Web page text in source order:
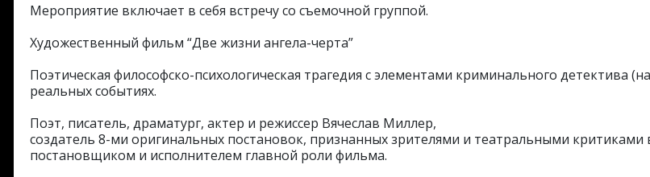
Мероприятие включает в себя встречу со съемочной группой.
Художественный фильм “Две жизни ангела-черта”
Поэтическая философско-психологическая трагедия c элементами криминального детектива
реальных событиях.
Поэт, писатель, драматург, актер и режиссер Вячеслав Миллер,
создатель 8-ми оригинальных постановок, признанных зрителями и театральными критиками
постановщиком и исполнителем главной роли фильма.